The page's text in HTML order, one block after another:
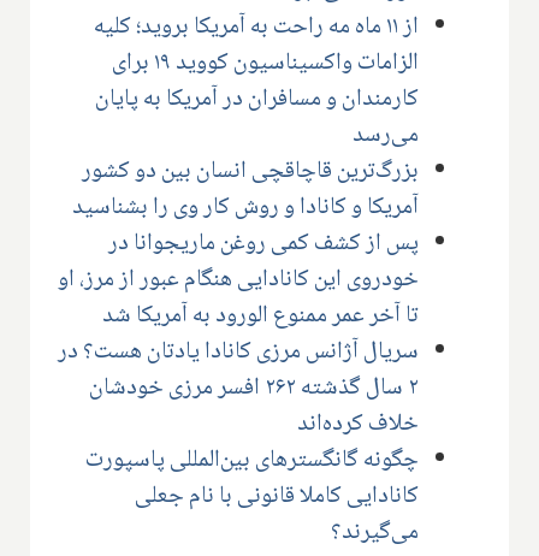
از ۱۱ ماه مه راحت به آمریکا بروید؛ کلیه
الزامات واکسیناسیون کووید ۱۹ برای
کارمندان و مسافران در آمریکا به پایان
می‌رسد
بزرگ‌ترین قاچاقچی انسان بین دو کشور
آمریکا و کانادا و روش کار وی را بشناسید
پس از کشف کمی روغن ماریجوانا در
خودروی این کانادایی هنگام عبور از مرز، او
تا آخر عمر ممنوع الورود به آمریکا شد
سریال آژانس مرزی کانادا یادتان هست؟ در
۲ سال گذشته ۲۶۲ افسر مرزی خودشان
خلاف کرده‌اند
چگونه گانگسترهای بین‌المللی پاسپورت
کانادایی کاملا قانونی با نام جعلی
می‌گیرند؟